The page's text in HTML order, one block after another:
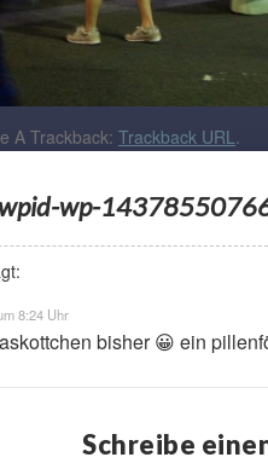
A Trackback: Trackback URL.
wp-
8:24 Uhr
bisher 😀 ein
Schreibe